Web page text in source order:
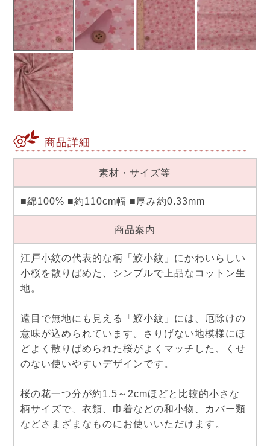
商品詳細
素材・サイズ等
■綿100% ■約110cm幅 ■厚み約0.33mm
商品案内
江戸小紋の代表的な柄「鮫小紋」にかわいらしい
小桜を散りばめた、シンプルで上品なコットン生
地。
遠目で無地にも見える「鮫小紋」には、厄除けの
意味が込められています。さりげない地模様にほ
どよく散りばめられた桜がよくマッチした、くせ
のない使いやすいデザインです。
桜の花一つ分が約1.5～2cmほどと比較的小さな
柄サイズで、衣類、巾着などの和小物、カバー類
などさまざまなものにお使いいただけます。